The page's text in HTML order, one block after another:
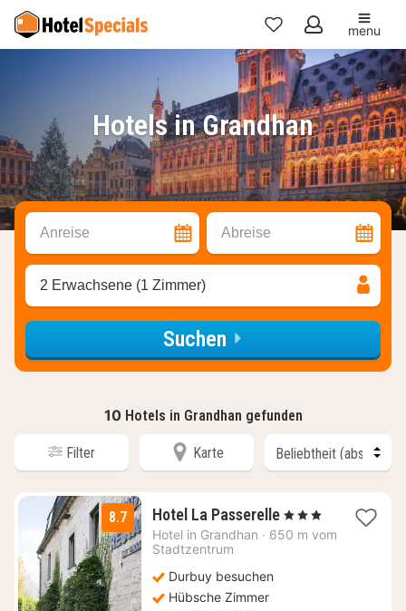
Meine
Favoriten
menu
Hotels in Grandhan
Anreise Abreise
2 Erwachsene (1 Zimmer)
Suchen
10 Hotels in Grandhan gefunden
Filter Karte
8.7 Hotel La Passerelle2
Nächte
, 3 Sterne
Hotel in Grandhan · 650 m vom
Stadtzentrum
Durbuy besuchen
Hübsche Zimmer